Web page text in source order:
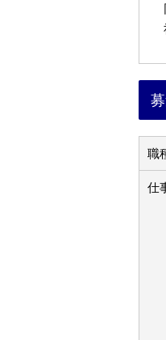
職
仕